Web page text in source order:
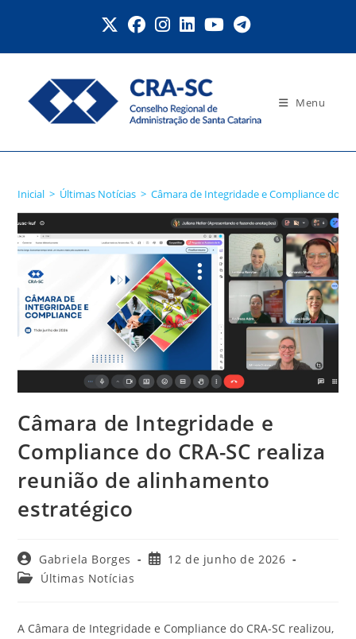
Menu
Inicial > Últimas Notícias > Câmara de Integridade e Compliance do
Câmara de Integridade e
Compliance do CRA-SC realiza
reunião de alinhamento
estratégico
Autor
do
post:
Gabriela Borges
Post12 de junho de 2026
Categoria
Últimas Notícias
A Câmara de Integridade e Compliance do CRA-SC realizou,